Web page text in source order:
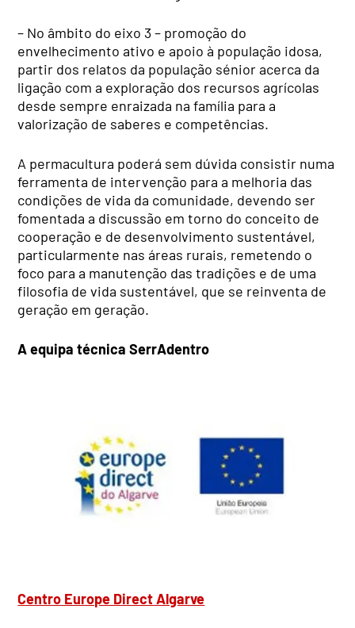
– No âmbito do eixo 3 – promoção do
envelhecimento ativo e apoio à população idosa,
partir dos relatos da população sénior acerca da
ligação com a exploração dos recursos agrícolas
desde sempre enraizada na família para a
valorização de saberes e competências.
A permacultura poderá sem dúvida consistir numa
ferramenta de intervenção para a melhoria das
condições de vida da comunidade, devendo ser
fomentada a discussão em torno do conceito de
cooperação e de desenvolvimento sustentável,
particularmente nas áreas rurais, remetendo o
foco para a manutenção das tradições e de uma
filosofia de vida sustentável, que se reinventa de
geração em geração.
A equipa técnica SerrAdentro
Centro Europe Direct Algarve